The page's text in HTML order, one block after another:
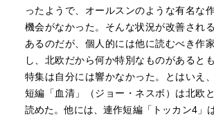
ったようで、オールスンのような有名な
機会がなかった。そんな状況が改善され
あるのだが、個人的には他に読むべき作
し、北欧だから何か特別なものがあると
特集は自分には響かなかった。とはいえ
短編「血清」（ジョー・ネスボ）は北欧
読めた。他には、連作短編「トッカン4」